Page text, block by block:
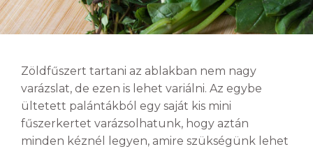
Zöldfűszert tartani az ablakban nem nagy
varázslat, de ezen is lehet variálni. Az egybe
ültetett palántákból egy saját kis mini
fűszerkertet varázsolhatunk, hogy aztán
minden kéznél legyen, amire szükségünk lehet